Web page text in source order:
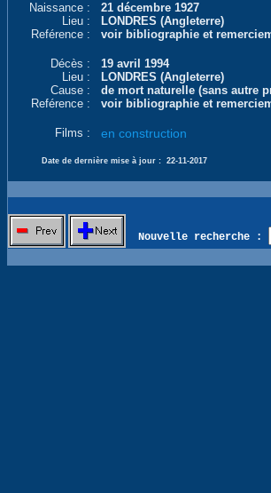
Naissance :
21 décembre 1927
Lieu :
LONDRES (Angleterre)
Reférence :
voir bibliographie et
Décès :
19 avril 1994
Lieu :
LONDRES (Angleterre)
Cause :
de mort naturelle (sans autre
Reférence :
voir bibliographie et
Films : en construction
Date de dernière mise à jour : 22-11-2017
Nouvelle recherche :